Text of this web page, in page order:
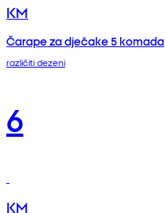
KM
Čarape za dječake 5 komada
različiti dezeni
6
KM